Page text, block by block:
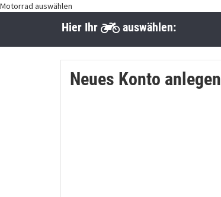
Motorrad auswählen
Hier Ihr auswählen:
Neues Konto anlegen